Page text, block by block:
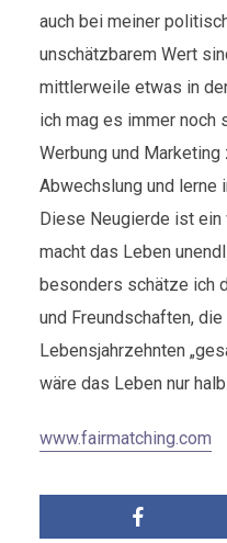
auch bei meiner
unschätzbarem Wert
mittlerweile etwas in
ich mag es immer noch
Werbung und
Abwechslung und lerne
Diese Neugierde ist ein
macht das Leben
besonders schätze ich
und Freundschaften,
Lebensjahrzehnten
wäre das Leben nur
www.fairmatching.com